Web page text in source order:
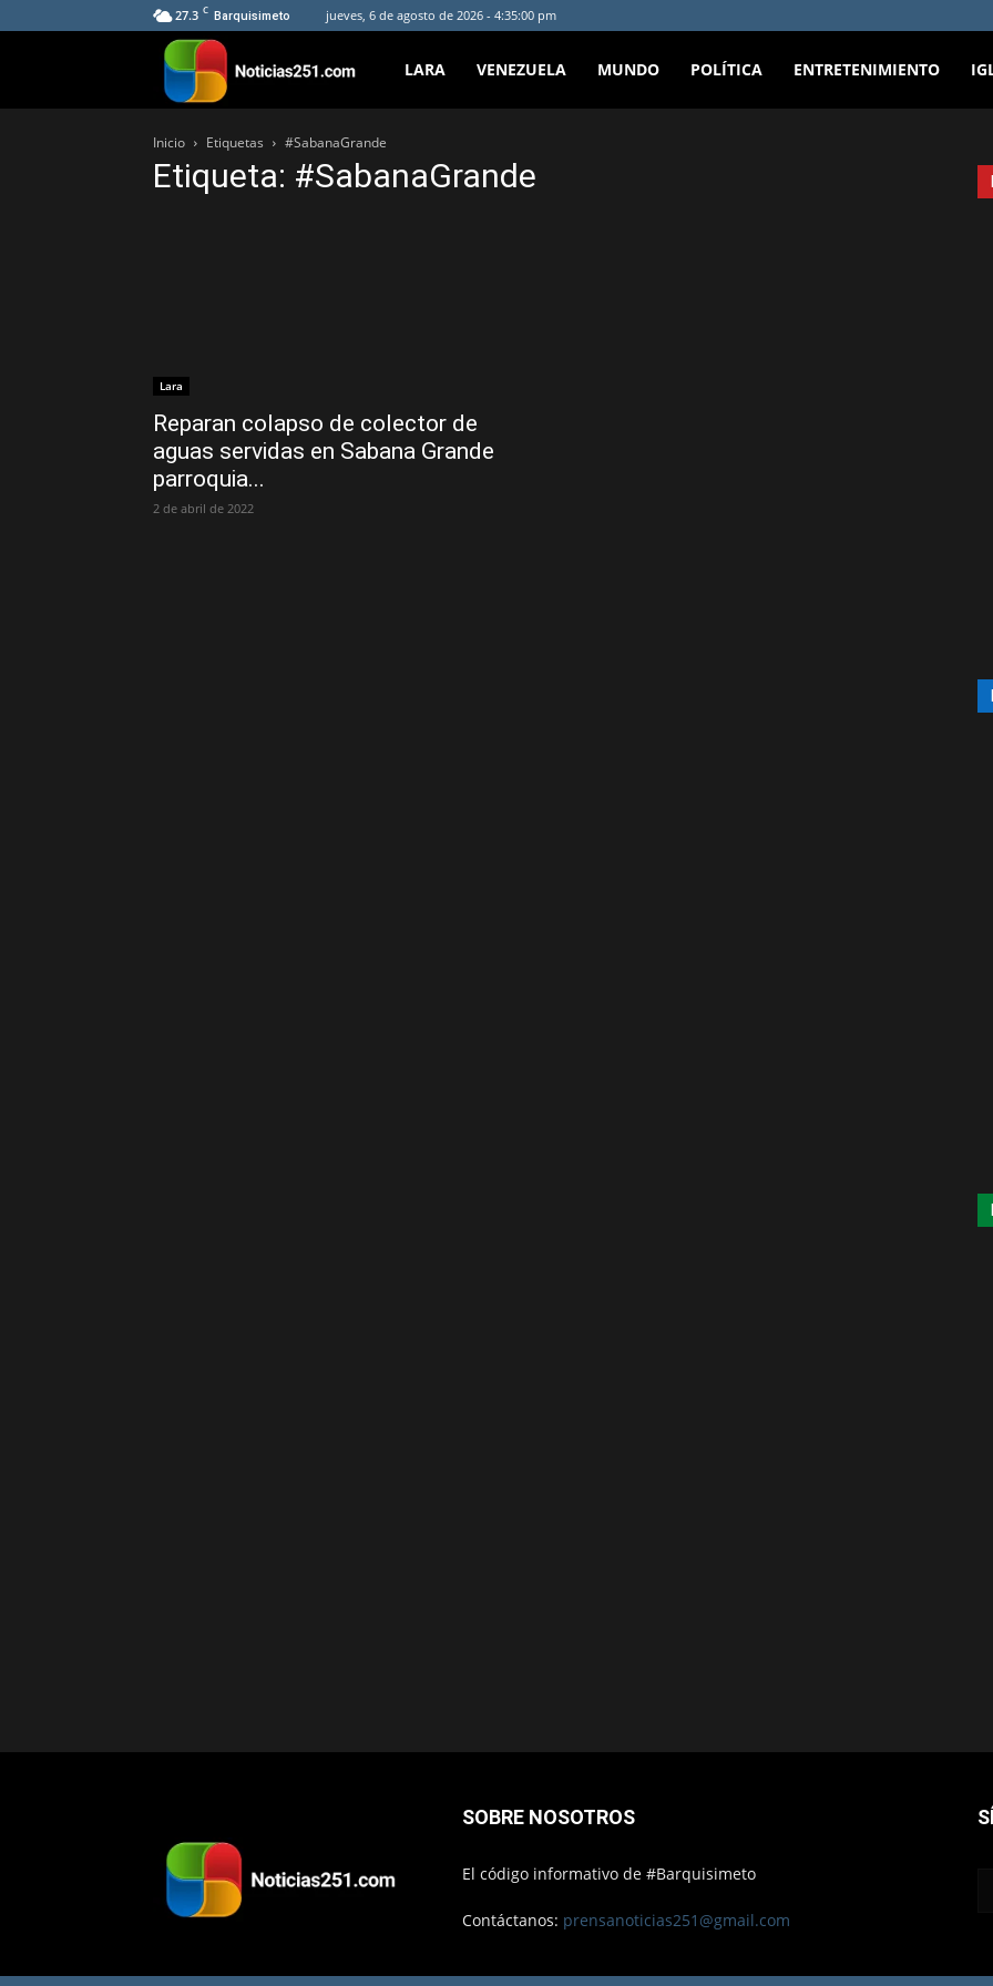
27.3 C Barquisimeto jueves, 6 de agosto de 2026 - 4:35:00 pm
Noticias251
LARA VENEZUELA MUNDO POLÍTICA ENTRETENIMIENTO
Inicio Etiquetas #SabanaGrande
Etiqueta: #SabanaGrande
Lara
Reparan colapso de colector de
aguas servidas en Sabana Grande
parroquia...
2 de abril de 2022
SOBRE NOSOTROS
El código informativo de #Barquisimeto
Contáctanos: prensanoticias251@gmail.com